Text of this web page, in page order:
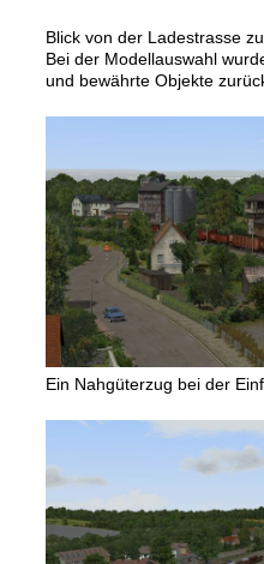
Blick von der Ladestrasse
Bei der Modellauswahl
und bewährte Objekte
Ein Nahgüterzug bei der